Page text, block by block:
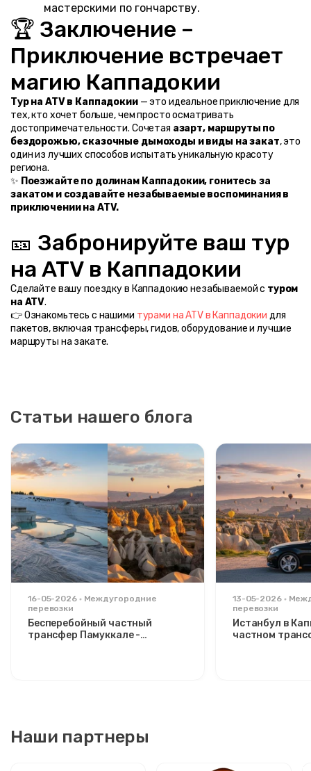
мастерскими по гончарству.
🏆 Заключение –
Приключение встречает
магию Каппадокии
Тур на ATV в Каппадокии — это идеальное приключение для
тех, кто хочет больше, чем просто осматривать
достопримечательности. Сочетая азарт, маршруты по
бездорожью, сказочные дымоходы и виды на закат, это
один из лучших способов испытать уникальную красоту
региона.
✨ Поезжайте по долинам Каппадокии, гонитесь за
закатом и создавайте незабываемые воспоминания в
приключении на ATV.
🎫 Забронируйте ваш тур
на ATV в Каппадокии
Сделайте вашу поездку в Каппадокию незабываемой с туром
на ATV.
👉 Ознакомьтесь с нашими турами на ATV в Каппадокии для
пакетов, включая трансферы, гидов, оборудование и лучшие
маршруты на закате.
Статьи нашего блога
16-05-2026
Междугородние
перевозки
Бесперебойный частный
трансфер Памуккале -
13-05-2026
перевозки
Истанбул в
частном
Наши партнеры